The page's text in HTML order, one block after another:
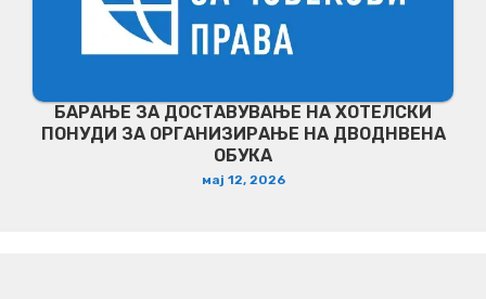
БАРАЊЕ ЗА ДОСТАВУВАЊЕ НA ХОТЕЛСКИ
ПОНУДИ ЗА ОРГАНИЗИРАЊЕ НА ДВОДНВЕНА
ОБУКА
мај 12, 2026